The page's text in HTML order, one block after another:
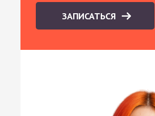
ЗАПИСАТЬСЯ